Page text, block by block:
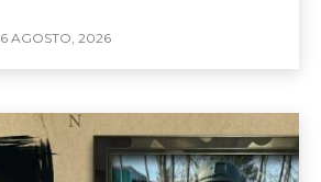
6 AGOSTO, 2026